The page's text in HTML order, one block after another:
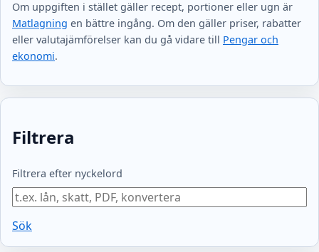
Om uppgiften i stället gäller recept, portioner eller ugn är
Matlagning en bättre ingång. Om den gäller priser, rabatter
eller valutajämförelser kan du gå vidare till Pengar och
ekonomi.
Filtrera
Filtrera efter nyckelord
Sök